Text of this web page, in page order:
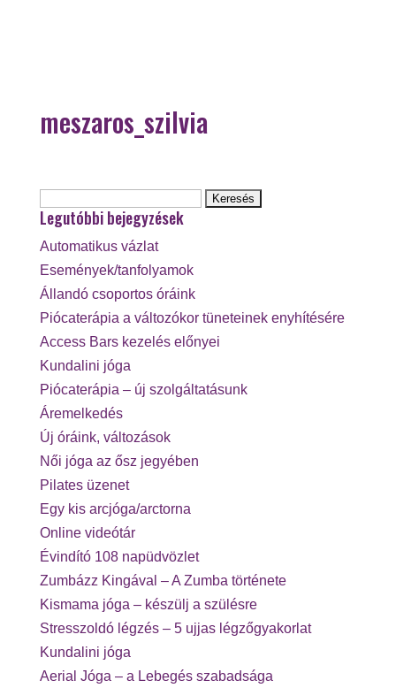
meszaros_szilvia
Legutóbbi bejegyzések
Automatikus vázlat
Események/tanfolyamok
Állandó csoportos óráink
Piócaterápia a változókor tüneteinek enyhítésére
Access Bars kezelés előnyei
Kundalini jóga
Piócaterápia – új szolgáltatásunk
Áremelkedés
Új óráink, változások
Női jóga az ősz jegyében
Pilates üzenet
Egy kis arcjóga/arctorna
Online videótár
Évindító 108 napüdvözlet
Zumbázz Kingával – A Zumba története
Kismama jóga – készülj a szülésre
Stresszoldó légzés – 5 ujjas légzőgyakorlat
Kundalini jóga
Aerial Jóga – a Lebegés szabadsága